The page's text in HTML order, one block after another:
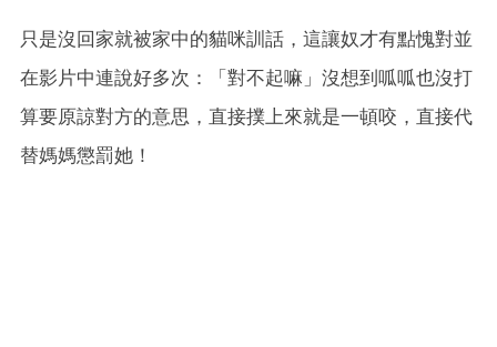
只是沒回家就被家中的貓咪訓話，這讓奴才有點愧對並
在影片中連說好多次：「對不起嘛」沒想到呱呱也沒打
算要原諒對方的意思，直接撲上來就是一頓咬，直接代
替媽媽懲罰她！